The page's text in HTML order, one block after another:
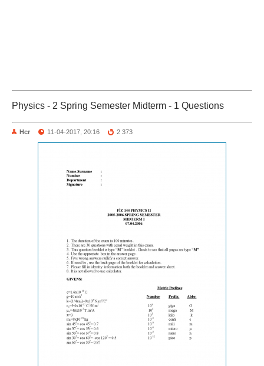
Physics - 2 Spring Semester Midterm - 1 Questions
Hcr 11-04-2017, 20:16 2 373